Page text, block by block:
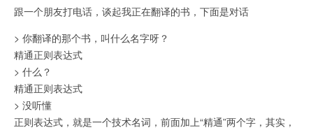
跟一个朋友打电话，谈起我正在翻译的书，下面是对话
> 你翻译的那个书，叫什么名字呀？
精通正则表达式
> 什么？
精通正则表达式
> 没听懂
正则表达式，就是一个技术名词，前面加上“精通”两个字，其实，